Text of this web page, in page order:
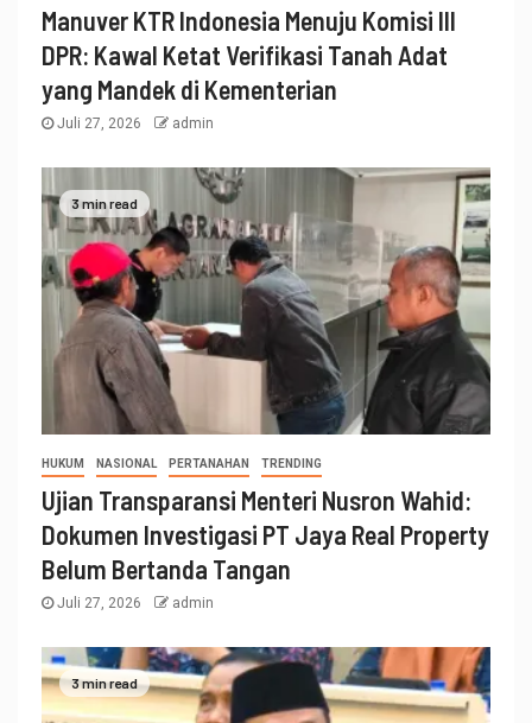
Manuver KTR Indonesia Menuju Komisi III
DPR: Kawal Ketat Verifikasi Tanah Adat
yang Mandek di Kementerian
Juli 27, 2026 admin
3 min read
HUKUM NASIONAL PERTANAHAN TRENDING
Ujian Transparansi Menteri Nusron Wahid:
Dokumen Investigasi PT Jaya Real Property
Belum Bertanda Tangan
Juli 27, 2026 admin
3 min read